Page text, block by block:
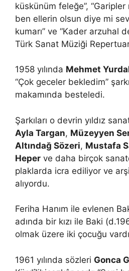
küskünüm feleğe”, “Garipler
ben ellerin olsun diye mi
kumarı” ve “Kader arzuhal
Türk Sanat Müziği
1958 yılında Mehmet
“Çok geceler bekledim”
makamında besteledi.
Şarkıları o devrin yıldız
Ayla Targan, Müzeyyen
Altındağ Sözeri, Mustafa
Heper ve daha birçok
plaklarda icra ediliyor ve
alıyordu.
Feriha Hanım ile evlenen
adında bir kızı ile Baki
olmak üzere iki çocuğu
1961 yılında sözleri Gonca